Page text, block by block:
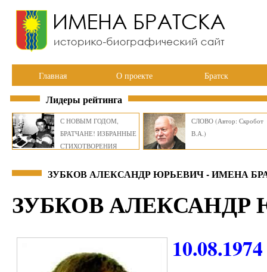
Главная О проекте Братск
Лидеры рейтинга
С НОВЫМ ГОДОМ,
БРАТЧАНЕ! ИЗБРАННЫЕ
СТИХОТВОРЕНИЯ
СЛОВО (Автор: Скробот
В.А.)
ЗУБКОВ АЛЕКСАНДР ЮРЬЕВИЧ - ИМЕНА
ЗУБКОВ АЛЕКСАНДР
10.08.1974